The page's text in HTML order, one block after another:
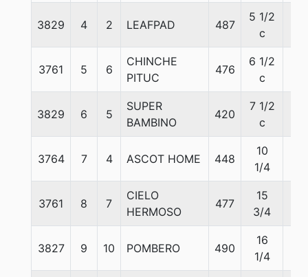
3829 4 2 LEAFPAD 487
5 1/2
c
3761 5 6
CHINCHE
PITUC
476
6 1/2
c
3829 6 5
SUPER
BAMBINO
420
7 1/2
c
3764 7 4 ASCOT HOME 448
10
1/4
3761 8 7
CIELO
HERMOSO
477
15
3/4
3827 9 10 POMBERO 490
16
1/4